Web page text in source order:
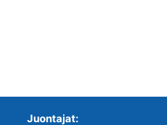
Juontajat: